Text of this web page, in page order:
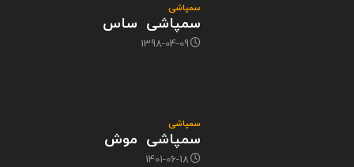
سمپاشی
سمپاشی ساس
1398-04-09
سمپاشی
سمپاشی موش
1401-06-18